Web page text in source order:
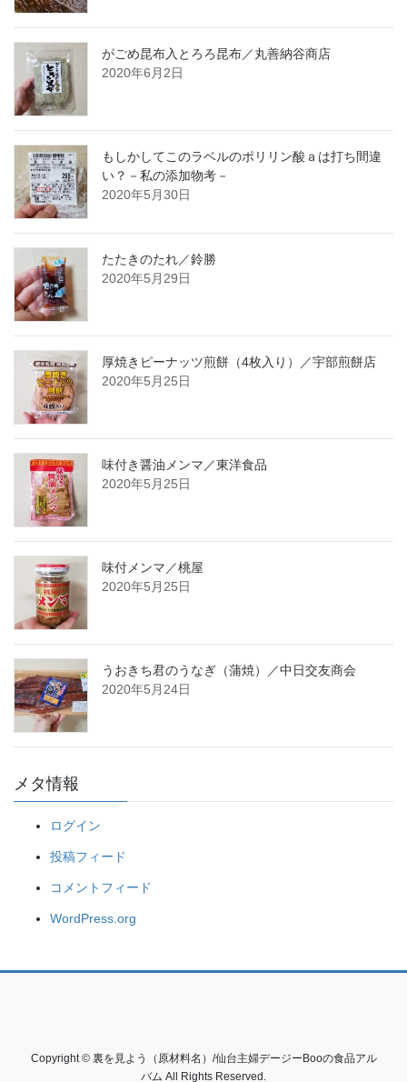
がごめ昆布入とろろ昆布／丸善納谷商店
2020年6月2日
もしかしてこのラベルのポリリン酸ａは打ち間違
い？－私の添加物考－
2020年5月30日
たたきのたれ／鈴勝
2020年5月29日
厚焼きピーナッツ煎餅（4枚入り）／宇部煎餅店
2020年5月25日
味付き醤油メンマ／東洋食品
2020年5月25日
味付メンマ／桃屋
2020年5月25日
うおきち君のうなぎ（蒲焼）／中日交友商会
2020年5月24日
メタ情報
ログイン
投稿フィード
コメントフィード
WordPress.org
Copyright © 裏を見よう（原材料名）/仙台主婦デージーBooの食品アル
バム All Rights Reserved.